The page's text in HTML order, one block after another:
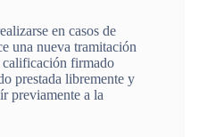
en casos de
una nueva tramitación
calificación firmado
prestada libremente y
previamente a la